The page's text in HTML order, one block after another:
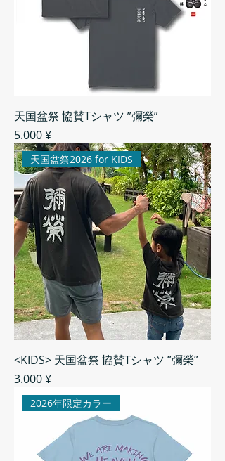
天国盆祭 協賛Tシャツ ”彌榮”
Preis
5.000 ¥
天国盆祭2026 for KIDS
<KIDS> 天国盆祭 協賛Tシャツ ”彌榮”
Preis
3.000 ¥
2026年限定カラー